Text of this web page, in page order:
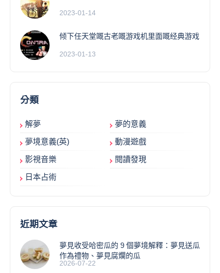
2023-01-14
倾下任天堂嘅古老嘅游戏机里面嘅经典游戏
2023-01-13
分類
解夢 夢的意義
夢境意義(英) 動漫遊戲
影視音樂 閱讀發現
日本占術
近期文章
夢見收受哈密瓜的 9 個夢境解釋：夢見送瓜
作為禮物、夢見腐爛的瓜
2026-07-22